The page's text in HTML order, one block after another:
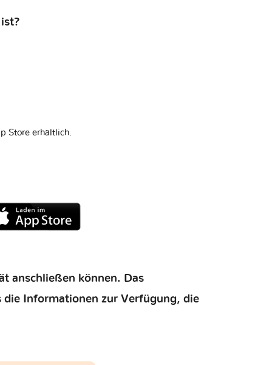
Store erhältlich.
anschließen können. Das
Informationen zur Verfügung, die